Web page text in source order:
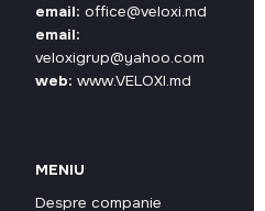
email: office@veloxi.md
email:
veloxigrup@yahoo.com
web: www.VELOXI.md
MENIU
Despre companie